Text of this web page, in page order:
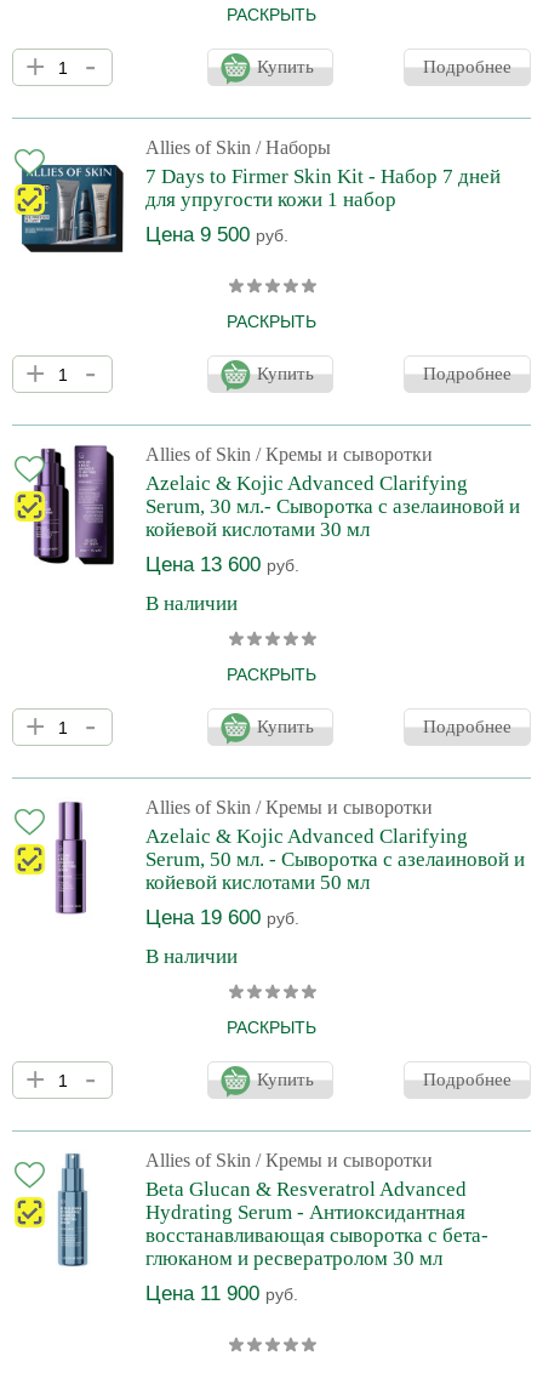
РАСКРЫТЬ
Откройте для себя супер-эффективный уход за кожей от Allies
of Skin с экономичным трио, предназначенным для укрепления,
сияния и увлажнения кожи. В него входит ставший мировым
Advanced Firming Daily Treatment (12 мл). Также в состав входит
культовое очищающее средство Molecular Silk Amino Hydrating
Cleanser (25 мл) для идеально очищенной, увлажненной и
подтянутой кожи; и революционная 99,
+ - Купить Подробнее
Allies of Skin / Наборы
7 Days to Firmer Skin Kit - Набор 7 дней
для упругости кожи 1 набор
Цена 9 500 руб.
РАСКРЫТЬ
Роскошный мини-курс для комплексного ухода за кожей и
устранения признаков старения, таких как появление морщин и
снижение тонуса. Три уникальных продукта, отмеченные
значительного улучшения качества кожи. Уже с первого
применения кожа становится более увлажненной и сияющей.
Через 7 дней кожа станет на 82% более гладкой и упругой.
+ - Купить Подробнее
Allies of Skin / Кремы и сыворотки
Azelaic & Kojic Advanced Clarifying
Serum, 30 мл.- Сыворотка с азелаиновой и
койевой кислотами 30 мл
Цена 13 600 руб.
В наличии
РАСКРЫТЬ
Деликатная сыворотка для коррекции несовершенств даже на
чувствительной и реактивной коже. Устраняет покраснения и
пятна постакне без раздражения и шелушения. Осветляет и
увлажненности, придает здоровое сияние. Для всех типов кожи,
особенно при высыпаниях и постакне. Сыворотка борется с
расширенными порами, угрями, комедонами, избытком кожного
себума, неровной текстурой кожи и тусклостью. При первом
+ - Купить Подробнее
Allies of Skin / Кремы и сыворотки
Azelaic & Kojic Advanced Clarifying
Serum, 50 мл. - Сыворотка с азелаиновой и
койевой кислотами 50 мл
Цена 19 600 руб.
В наличии
РАСКРЫТЬ
Деликатная сыворотка для коррекции несовершенств даже на
чувствительной и реактивной коже. Устраняет покраснения и
пятна постакне без раздражения и шелушения. Осветляет и
увлажненности, придает здоровое сияние. Для всех типов кожи,
особенно при высыпаниях и постакне. Сыворотка борется с
расширенными порами, угрями, комедонами, избытком кожного
себума, неровной текстурой кожи и тусклостью. При первом
+ - Купить Подробнее
Allies of Skin / Кремы и сыворотки
Beta Glucan & Resveratrol Advanced
Hydrating Serum - Антиоксидантная
восстанавливающая сыворотка с бета-
глюканом и ресвератролом 30 мл
Цена 11 900 руб.